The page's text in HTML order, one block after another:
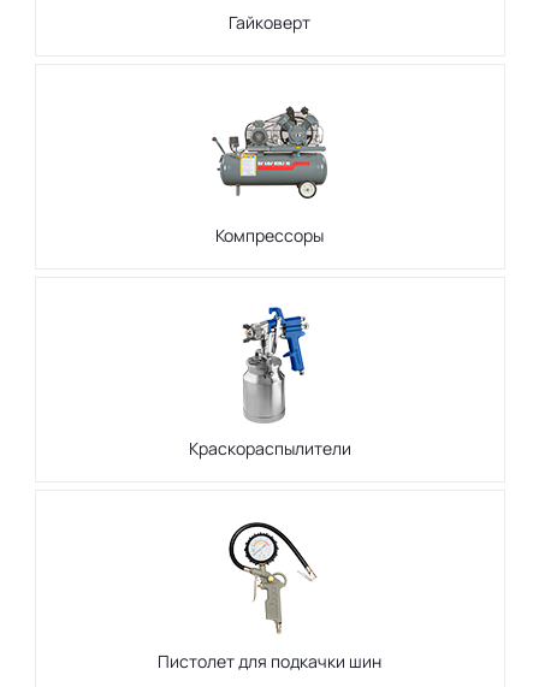
Гайковерт
Компрессоры
Краскораспылители
Пистолет для подкачки шин